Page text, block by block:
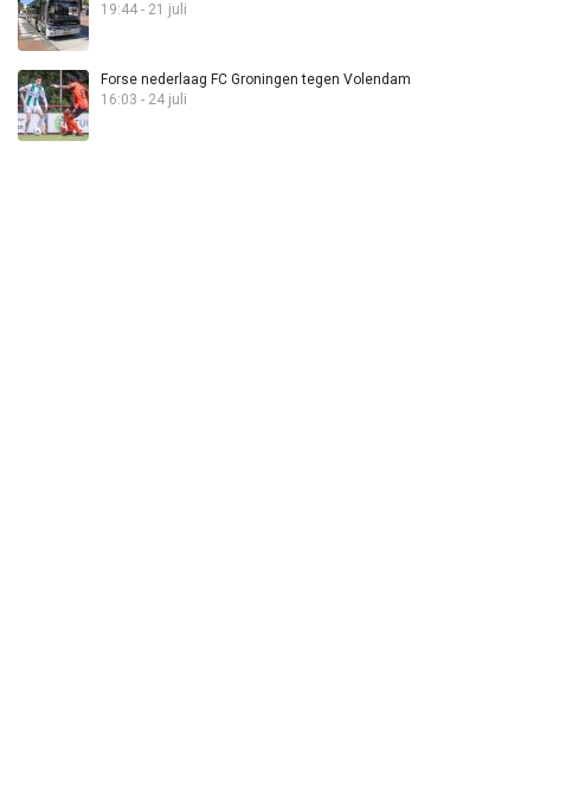
19:44 - 21 juli
Forse nederlaag FC Groningen tegen Volendam
16:03 - 24 juli